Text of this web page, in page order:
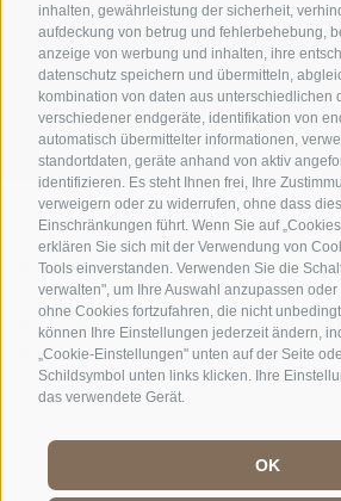
inhalten, gewährleistung der sicherheit,
aufdeckung von betrug und fehlerbehebung,
anzeige von werbung und inhalten, ihre
datenschutz speichern und übermitteln,
kombination von daten aus unterschiedlichen
verschiedener endgeräte, identifikation von
automatisch übermittelter informationen,
standortdaten, geräte anhand von aktiv
identifizieren. Es steht Ihnen frei, Ihre
verweigern oder zu widerrufen, ohne dass
Einschränkungen führt. Wenn Sie auf
erklären Sie sich mit der Verwendung von
Tools einverstanden. Verwenden Sie die
verwalten", um Ihre Auswahl anzupassen
ohne Cookies fortzufahren, die nicht
können Ihre Einstellungen jederzeit ändern,
„Cookie-Einstellungen" unten auf der Seite
Schildsymbol unten links klicken. Ihre
das verwendete Gerät.
OK
AMT FÜR DEN NATIONALPARK
SOCIAL-MEDIA-RICHTLINIEN | IMPRESSUM |
PRIVACY | Cookie Präferenzen
KONTAKTE
GEFÜHRTE
NATURERLEBNISSE